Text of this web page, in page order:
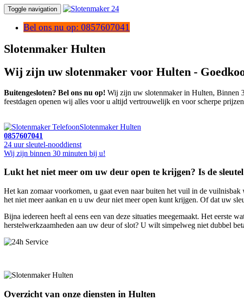
Toggle navigation
Bel ons nu op: 0857607041
Slotenmaker Hulten
Wij zijn uw slotenmaker voor Hulten -
Buitengesloten? Bel ons nu op! Wij zijn uw slotenmaker in Hulten, Binnen
feestdagen openen wij alles voor u altijd vertrouwelijk en voor scherpe
Slotenmaker Hulten
0857607041
24 uur sleutel-nooddienst
Wij zijn binnen 30 minuten bij u!
Lukt het niet meer om uw deur open te krijgen? Is de
Het kan zomaar voorkomen, u gaat even naar buiten het vuil in de
het niet meer aankan en u uw deur niet meer open kunt krijgen. Of dat uw
Bijna iedereen heeft al eens een van deze situaties meegemaakt. Het eerste
herstelwerkzaamheden aan uw deur of slot? U wilt simpelweg niet dubbel
Overzicht van onze diensten in Hulten